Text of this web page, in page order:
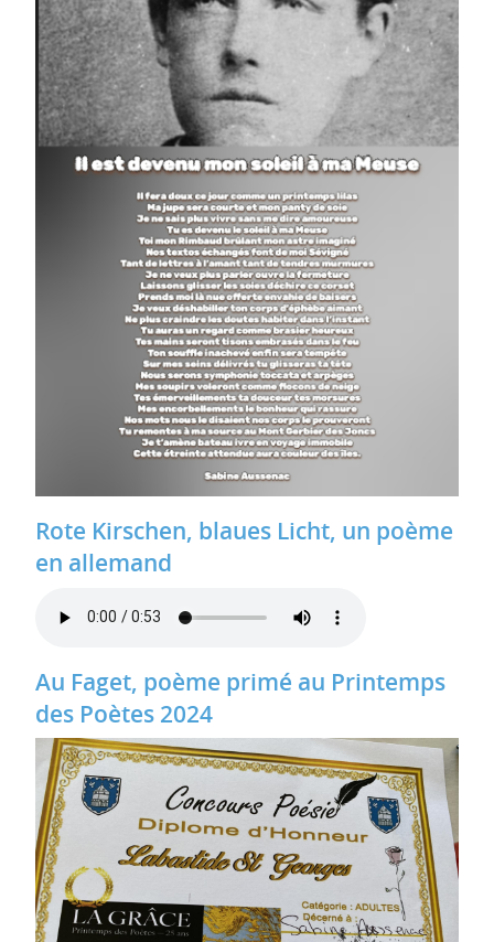
Rote Kirschen, blaues Licht, un poème
en allemand
Au Faget, poème primé au Printemps
des Poètes 2024